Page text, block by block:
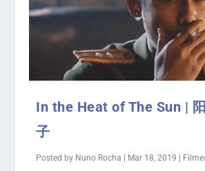
In the Heat of The Sun |
子
Posted by Nuno Rocha | Mar 18, 2019 |